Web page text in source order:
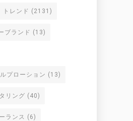
トレンド (2131)
ブランド (13)
プローション (13)
リング (40)
ランス (6)